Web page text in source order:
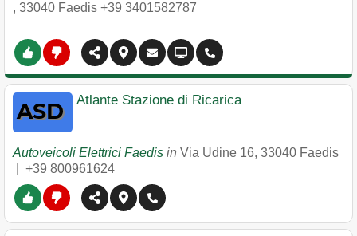
, 33040 Faedis +39 3401582787
Atlante Stazione di Ricarica
Autoveicoli Elettrici Faedis in Via Udine 16, 33040 Faedis
+39 800961624